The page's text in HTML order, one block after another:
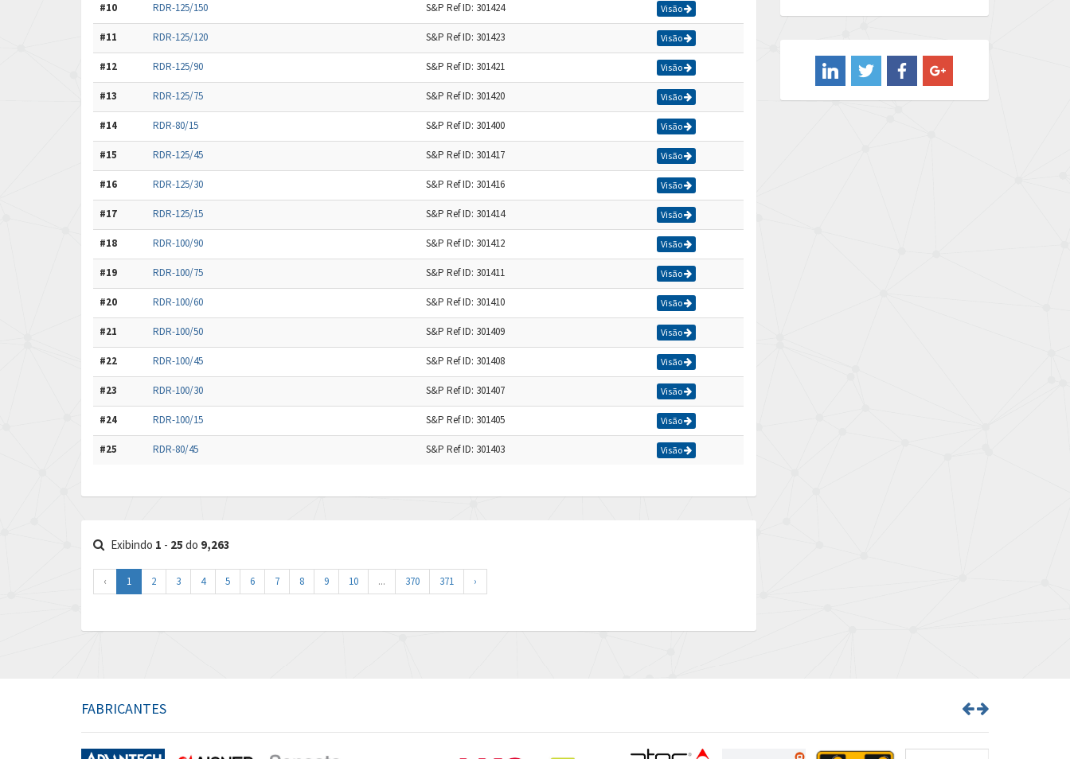
#10 RDR-125/150 S&P Ref ID: 301424 Visão
#11 RDR-125/120 S&P Ref ID: 301423 Visão
#12 RDR-125/90 S&P Ref ID: 301421 Visão
#13 RDR-125/75 S&P Ref ID: 301420 Visão
#14 RDR-80/15 S&P Ref ID: 301400 Visão
#15 RDR-125/45 S&P Ref ID: 301417 Visão
#16 RDR-125/30 S&P Ref ID: 301416 Visão
#17 RDR-125/15 S&P Ref ID: 301414 Visão
#18 RDR-100/90 S&P Ref ID: 301412 Visão
#19 RDR-100/75 S&P Ref ID: 301411 Visão
#20 RDR-100/60 S&P Ref ID: 301410 Visão
#21 RDR-100/50 S&P Ref ID: 301409 Visão
#22 RDR-100/45 S&P Ref ID: 301408 Visão
#23 RDR-100/30 S&P Ref ID: 301407 Visão
#24 RDR-100/15 S&P Ref ID: 301405 Visão
#25 RDR-80/45 S&P Ref ID: 301403 Visão
Exibindo 1 - 25 do 9,263
‹ 1 2 3 4 5 6 7 8 9 10 ... 370 371 ›
Balluff
3,095
Banner
Barber Colman
4,438
Barksdale
3,856
4,535
FABRICANTES